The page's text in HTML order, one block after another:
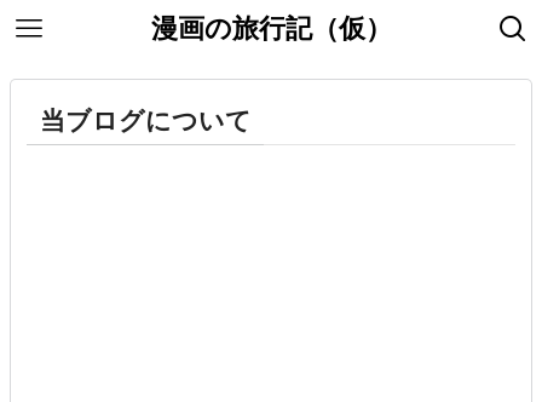
漫画の旅行記（仮）
当ブログについて